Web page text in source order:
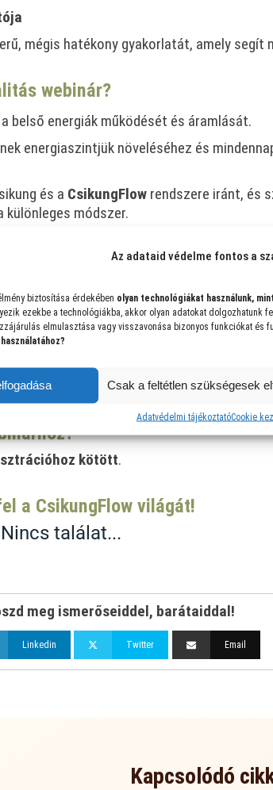
Az adataid védelme fontos a
biztosítása érdekében olyan technológiákat használunk,
ezekbe a technológiákba, akkor olyan adatokat dolgozhatunk
elmulasztása vagy visszavonása bizonyos funkciókat és
Csak a feltétlen szükségesek
Adatvédelmi tájékoztatóCookie
mégis hatékony gyakorlatát, amely segít
webinár?
belső energiák működését és áramlását.
energiaszintjük növeléséhez és
és a CsikungFlow rendszere iránt, és
módszer.
Egy egyszerű technika, amelyet azonnal
tanfolyamra:
és a belső harmónia mélyebb
kötött.
a CsikungFlow világát!
Nincs találat...
meg ismerőseiddel, barátaiddal!
Twitter Email
Linkedin
Kapcsolódó